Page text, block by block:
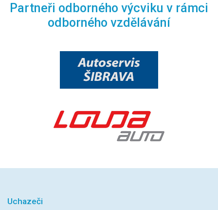
Partneři odborného výcviku v rámci
odborného vzdělávání
Uchazeči